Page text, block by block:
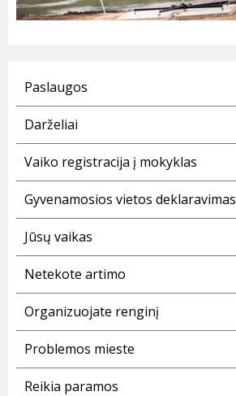
Paslaugos
Darželiai
Vaiko registracija į mokyklas
Gyvenamosios vietos deklaravimas
Jūsų vaikas
Netekote artimo
Organizuojate renginį
Problemos mieste
Reikia paramos